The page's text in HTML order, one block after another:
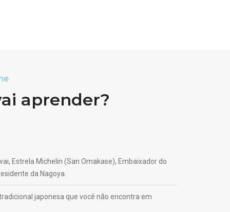
aprender?
Estrela Michelin (San Omakase), Embaixador do
da Nagoya.
japonesa que você não encontra em